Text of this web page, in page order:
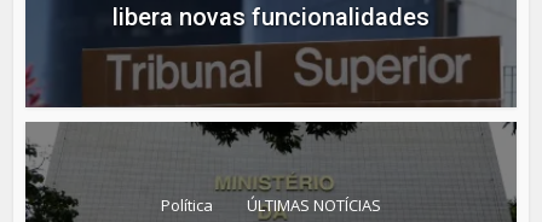
libera novas funcionalidades
Política ÚLTIMAS NOTÍCIAS